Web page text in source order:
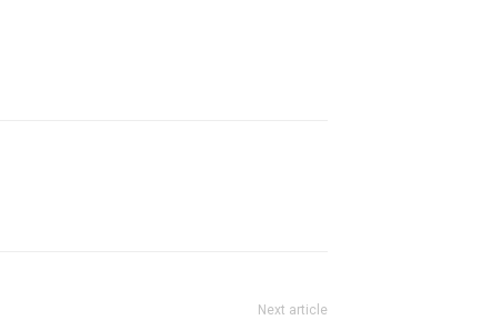
Next article